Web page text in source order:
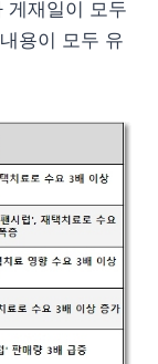
게재일이 모두
용이 모두 유